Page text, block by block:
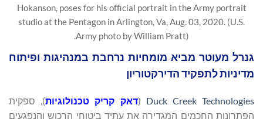
Hokanson, poses for his official portrait in the Army portrait
studio at the Pentagon in Arlington, Va, Aug. 03, 2020. (U.S.
Army photo by William Pratt).
גנרל מעוטר מביא מומחיות נרחבת במנהיגות ופיתוח
מדיניות לתפקיד הדירקטוריון
Duck Creek Technologies
(דאק קריק טכנולוגיות), ספקית
הפתרונות החכמים המגדירה את עתיד ביטוחי הרכוש והנפגעים